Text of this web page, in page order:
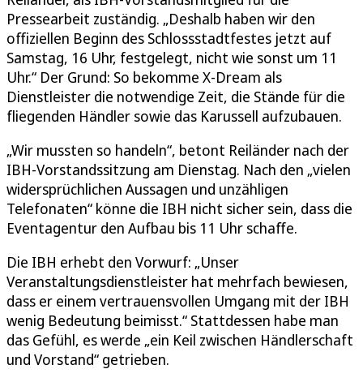
Pressearbeit zuständig. „Deshalb haben wir den
offiziellen Beginn des Schlossstadtfestes jetzt auf
Samstag, 16 Uhr, festgelegt, nicht wie sonst um 11
Uhr.“ Der Grund: So bekomme X-Dream als
Dienstleister die notwendige Zeit, die Stände für die
fliegenden Händler sowie das Karussell aufzubauen.
„Wir mussten so handeln“, betont Reiländer nach der
IBH-Vorstandssitzung am Dienstag. Nach den „vielen
widersprüchlichen Aussagen und unzähligen
Telefonaten“ könne die IBH nicht sicher sein, dass die
Eventagentur den Aufbau bis 11 Uhr schaffe.
Die IBH erhebt den Vorwurf: „Unser
Veranstaltungsdienstleister hat mehrfach bewiesen,
dass er einem vertrauensvollen Umgang mit der IBH
wenig Bedeutung beimisst.“ Stattdessen habe man
das Gefühl, es werde „ein Keil zwischen Händlerschaft
und Vorstand“ getrieben.